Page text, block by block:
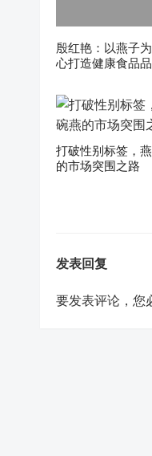
殷红艳：以燕子
心打造健康食品
打破性别标签，
的市场突围之路
发表回复
要发表评论，您